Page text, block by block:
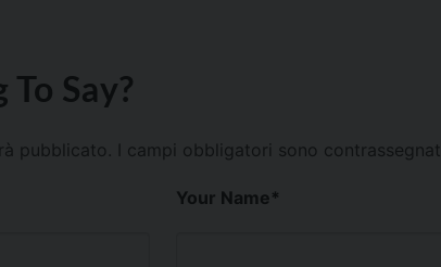
Say?
pubblicato. I campi obbligatori sono contrassegnati
Your Name*